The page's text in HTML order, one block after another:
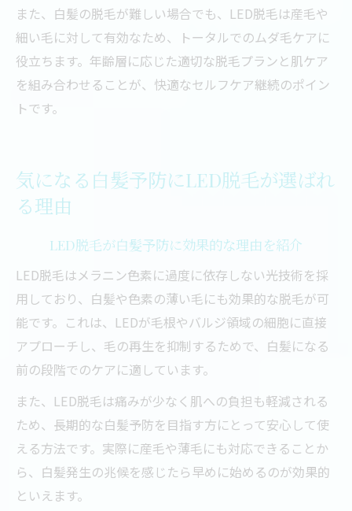
また、白髪の脱毛が難しい場合でも、LED脱毛は産毛や
細い毛に対して有効なため、トータルでのムダ毛ケアに
役立ちます。年齢層に応じた適切な脱毛プランと肌ケア
を組み合わせることが、快適なセルフケア継続のポイン
トです。
気になる白髪予防にLED脱毛が選ばれ
る理由
LED脱毛が白髪予防に効果的な理由を紹介
LED脱毛はメラニン色素に過度に依存しない光技術を採
用しており、白髪や色素の薄い毛にも効果的な脱毛が可
能です。これは、LEDが毛根やバルジ領域の細胞に直接
アプローチし、毛の再生を抑制するためで、白髪になる
前の段階でのケアに適しています。
また、LED脱毛は痛みが少なく肌への負担も軽減される
ため、長期的な白髪予防を目指す方にとって安心して使
える方法です。実際に産毛や薄毛にも対応できることか
ら、白髪発生の兆候を感じたら早めに始めるのが効果的
といえます。